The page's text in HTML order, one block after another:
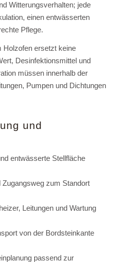
Witterungsverhalten; jede
einen entwässerten
Pflege.
Holzofen ersetzt keine
Desinfektionsmittel und
müssen innerhalb der
Pumpen und Dichtungen
und
entwässerte Stellfläche
zum Standort
Leitungen und Wartung
von der Bordsteinkante
passend zur